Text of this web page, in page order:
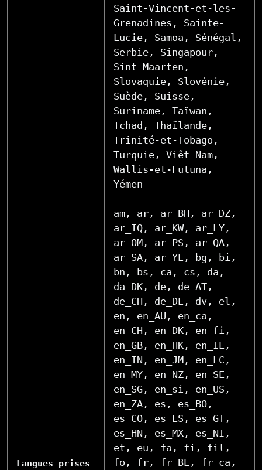
Saint-Vincent-et-les-
Grenadines, Sainte-
Lucie, Samoa, Sénégal,
Serbie, Singapour,
Sint Maarten,
Slovaquie, Slovénie,
Suède, Suisse,
Suriname, Taïwan,
Tchad, Thaïlande,
Trinité-et-Tobago,
Turquie, Viêt Nam,
Wallis-et-Futuna,
Yémen
Langues prises
am, ar, ar_BH, ar_DZ,
ar_IQ, ar_KW, ar_LY,
ar_OM, ar_PS, ar_QA,
ar_SA, ar_YE, bg, bi,
bn, bs, ca, cs, da,
da_DK, de, de_AT,
de_CH, de_DE, dv, el,
en, en_AU, en_ca,
en_CH, en_DK, en_fi,
en_GB, en_HK, en_IE,
en_IN, en_JM, en_LC,
en_MY, en_NZ, en_SE,
en_SG, en_si, en_US,
en_ZA, es, es_BO,
es_CO, es_ES, es_GT,
es_HN, es_MX, es_NI,
et, eu, fa, fi, fil,
fo, fr, fr_BE, fr_ca,